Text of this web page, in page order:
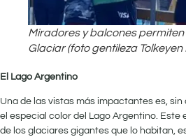
Miradores y balcones
Glaciar (foto gentileza
El Lago Argentino
Una de las vistas más impactantes es, sin
el especial color del Lago Argentino. Este
de los glaciares gigantes que lo habitan,